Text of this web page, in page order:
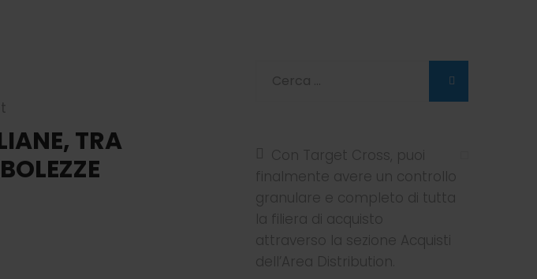
TRA
Con Target Cross, puoi
finalmente avere un controllo
granulare e completo di tutta
la filiera di acquisto
attraverso la sezione Acquisti
dell’Area Distribution.